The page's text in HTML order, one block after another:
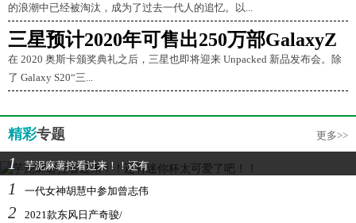
的浪潮中已经被淘汰，成为了过去一代人的追忆。以...
三星预计2020年可售出250万部GalaxyZ
在 2020 奥斯卡颁奖典礼之后，三星也即将迎来 Unpacked 新品发布会。除
了 Galaxy S20“三...
精彩专题 更多>>
1 芋泥麻薯控看过来！！还有
1 一代女神胡慧中参加曾志伟
2 2021款东风日产奇骏/